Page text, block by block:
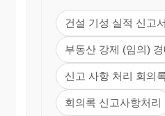
건설 기성 실적 신고
부동산 강제 (임의)
신고 사항 처리 회의
회의록 신고사항처리